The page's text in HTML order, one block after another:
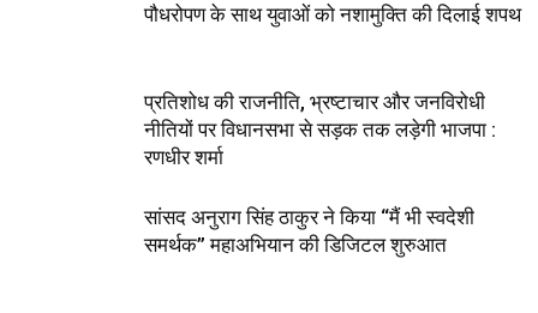
पौधरोपण के साथ युवाओं को नशामुक्ति की दिलाई शपथ
प्रतिशोध की राजनीति, भ्रष्टाचार और जनविरोधी
नीतियों पर विधानसभा से सड़क तक लड़ेगी भाजपा :
रणधीर शर्मा
सांसद अनुराग सिंह ठाकुर ने किया “मैं भी स्वदेशी
समर्थक” महाअभियान की डिजिटल शुरुआत